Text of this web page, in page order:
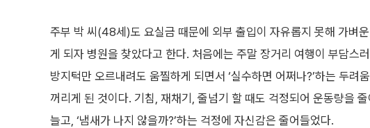
주부 박 씨(48세)도 요실금 때문에 외부 출입이 자유롭지 못해 가벼
게 되자 병원을 찾았다고 한다. 처음에는 주말 장거리 여행이 부담스
방지턱만 오르내려도 움찔하게 되면서 ‘실수하면 어쩌나?’하는 두려
꺼리게 된 것이다. 기침, 재채기, 줄넘기 할 때도 걱정되어 운동량을 줄
늘고, ‘냄새가 나지 않을까?’하는 걱정에 자신감은 줄어들었다.